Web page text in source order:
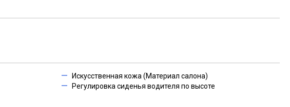
Искусственная кожа (Материал салона)
Регулировка сиденья водителя по высоте